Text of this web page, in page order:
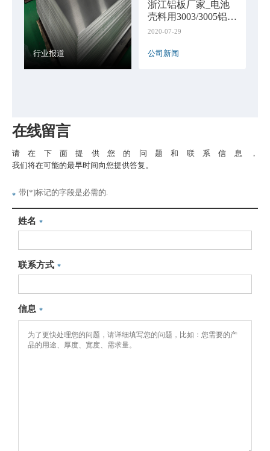
行业报道
浙江铝板厂家_电池
壳料用3003/3005铝板
价格
2020-07-29
公司新闻
在线留言
请在下面提供您的问题和联系信息，
我们将在可能的最早时间向您提供答复。
* 带[*]标记的字段是必需的.
姓名 *
联系方式 *
信息 *